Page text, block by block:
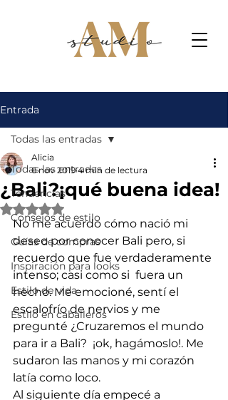
Entrada
Todas las entradas
Tendencias
Consejos de estilo
Guías de compras
Inspiración para looks
Estilo de vida
Estilo en caballeros
Todas las entradas
¿Bali?¡qué buena idea!
Alicia
6 nov 2019 4 min de lectura
Obtuvo NaN de 5 estrellas.
No me acuerdo cómo nació mi
deseo por conocer Bali pero, si
recuerdo que fue verdaderamente
intenso; casi como si  fuera un
hecho. Me emocioné, sentí el
escalofrío de nervios y me
pregunté ¿Cruzaremos el mundo
para ir a Bali?  ¡ok, hagámoslo!. Me
sudaron las manos y mi corazón
latía como loco.
Al siguiente día empecé a